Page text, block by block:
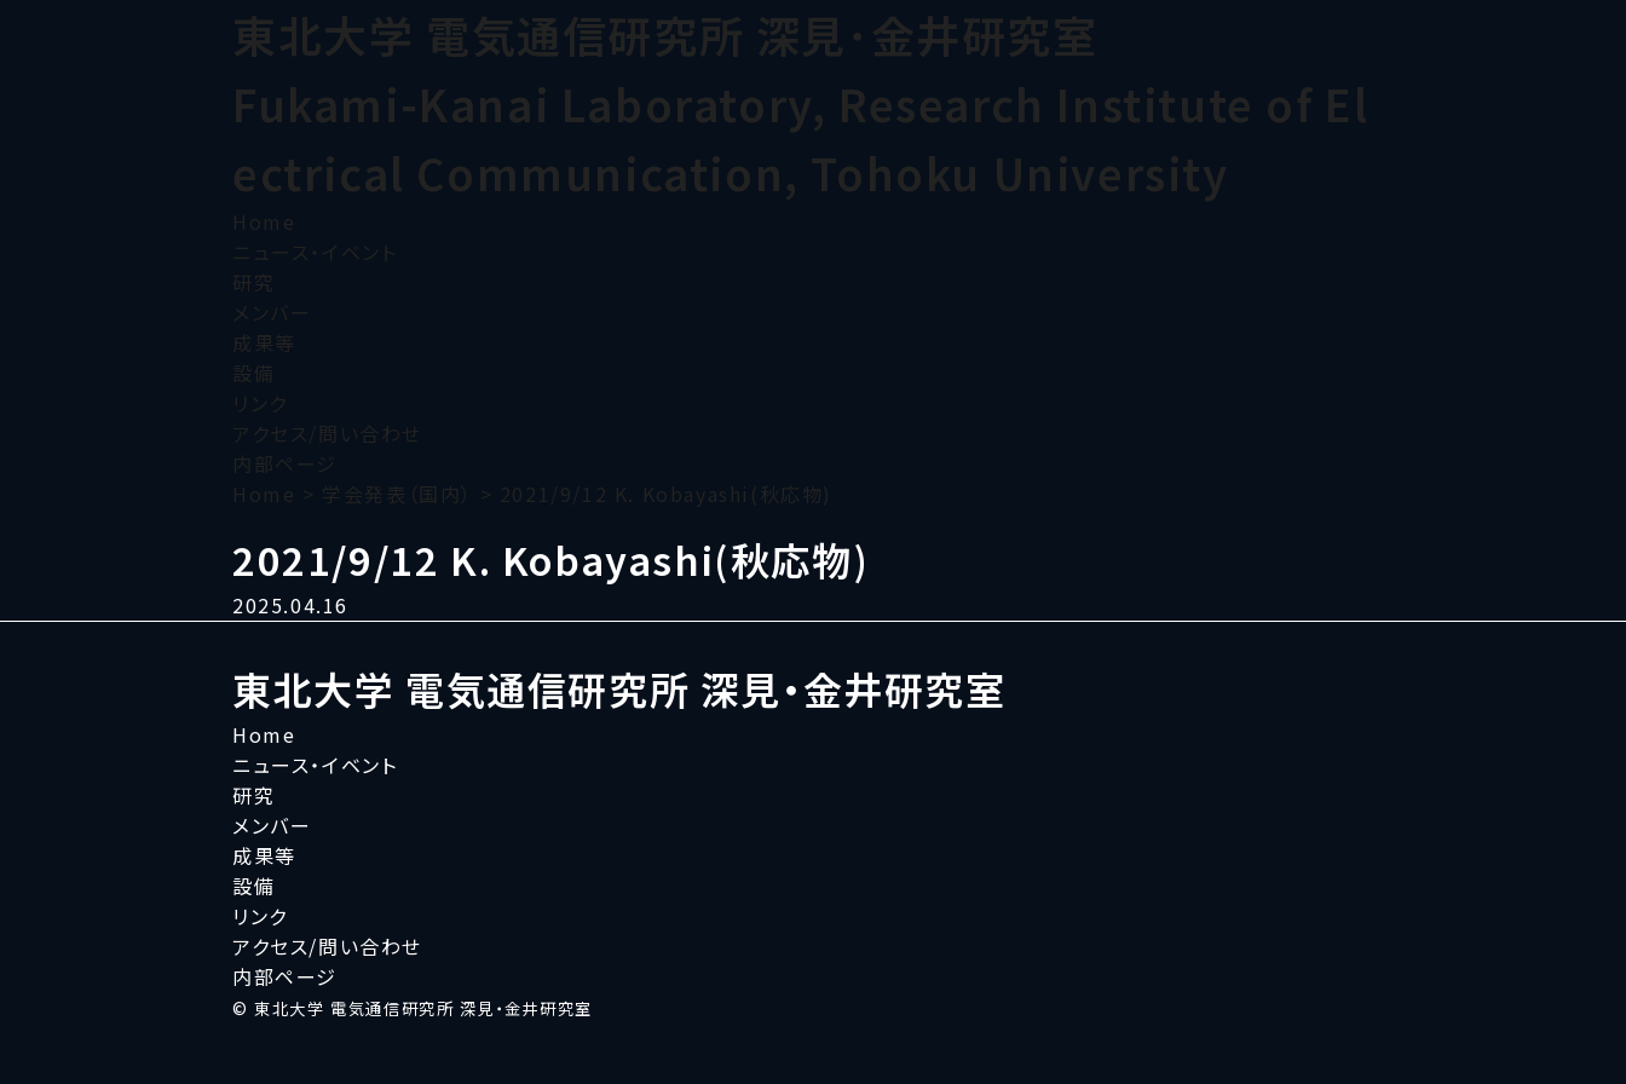
東北大学 電気通信研究所 深見･金井研究室
Fukami-Kanai Laboratory, Research Institute of El
ectrical Communication, Tohoku University
Home
ニュース・イベント
研究
メンバー
成果等
設備
リンク
アクセス/問い合わせ
内部ページ
Home > 学会発表（国内） > 2021/9/12 K. Kobayashi(秋応物)
2021/9/12 K. Kobayashi(秋応物)
2025.04.16
東北大学 電気通信研究所 深見・金井研究室
Home
ニュース・イベント
研究
メンバー
成果等
設備
リンク
アクセス/問い合わせ
内部ページ
© 東北大学 電気通信研究所 深見・金井研究室